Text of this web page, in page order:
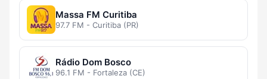
Massa FM Curitiba
97.7 FM - Curitiba (PR)
Rádio Dom Bosco
96.1 FM - Fortaleza (CE)